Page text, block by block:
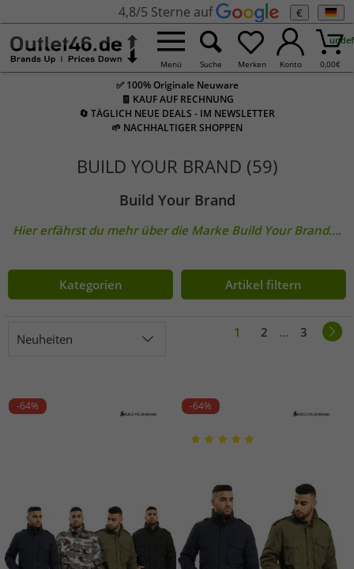
4,8/5 Sterne auf €
Menü Suche Merken Konto 0,00€
✅ 100% Originale Neuware
🧾 KAUF AUF RECHNUNG
🔄 TÄGLICH NEUE DEALS - IM NEWSLETTER
🌱 NACHHALTIGER SHOPPEN
BUILD YOUR BRAND (59)
Build Your Brand
Hier erfährst du mehr über die Marke Build Your Brand....
Kategorien Artikel filtern
Neuheiten 1 2 ... 3
-64% -64%